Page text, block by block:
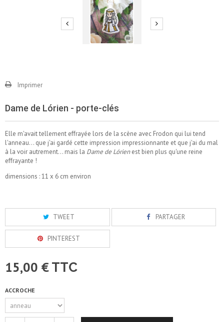
Imprimer
Dame de Lórien - porte-clés
Elle m'avait tellement effrayée lors de la scène avec Frodon qui lui tend
l'anneau... que j'ai gardé cette impression impressionnante et que j'ai du mal
à la voir autrement... mais la Dame de Lórienest bien plus qu'une reine
effrayante !
dimensions : 11 x 6 cm environ
TWEET PARTAGER
PINTEREST
15,00 € TTC
ACCROCHE